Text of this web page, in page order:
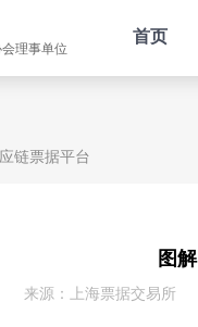
理事单位
首页
链票据平台
图
来源：上海票据交易所